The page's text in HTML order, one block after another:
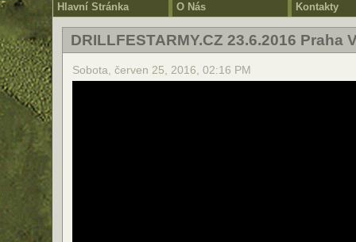
Hlavní Stránka O Nás Kontakty
DRILLFESTARMY.CZ 23.6.2016 Praha
Sobota, červen 25, 2016, 02:16 PM